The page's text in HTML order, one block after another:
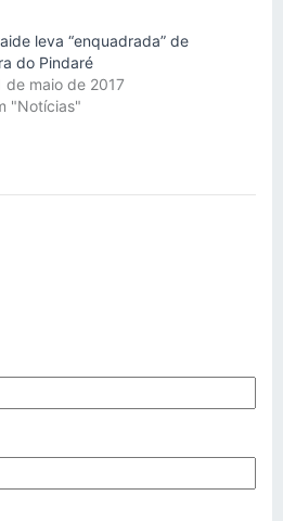
leva “enquadrada” de
do Pindaré
de maio de 2017
"Notícias"